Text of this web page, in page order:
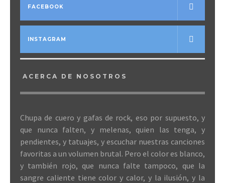
FACEBOOK
INSTAGRAM
ACERCA DE NOSOTROS
Chupa de cuero y gafas de rock, eso por supuesto, y
que nunca falten, y melenas, quien las tenga, y
pendientes, y tatuajes, y escuchar nuestras canciones
favoritas a un volumen brutal. Pero el color es blanco,
y también rojo, que nunca falte tampoco, que la
sangre caliente tiene color y calor, y la ilusión, y la